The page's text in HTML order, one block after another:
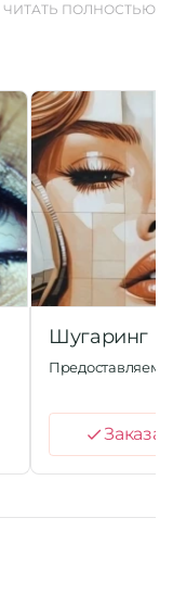
ЧИТАТЬ ПОЛНОСТЬЮ
Шугаринг
Предоставляем